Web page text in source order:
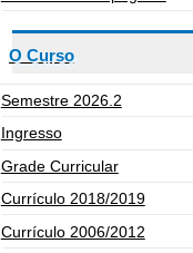
O Curso
Semestre 2026.2
Ingresso
Grade Curricular
Currículo 2018/2019
Currículo 2006/2012